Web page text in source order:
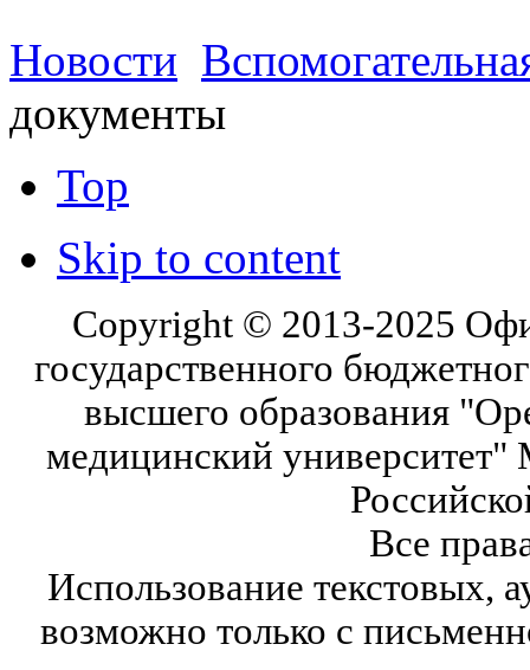
Новости
документы
Top
Skip to content
Copyright © 2013-2025
государственного
высшего образования
медицинский университет"
Все
Использование текстовых,
возможно только с